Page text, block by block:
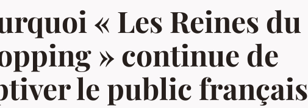
« Les Reines du
» continue de
le public français